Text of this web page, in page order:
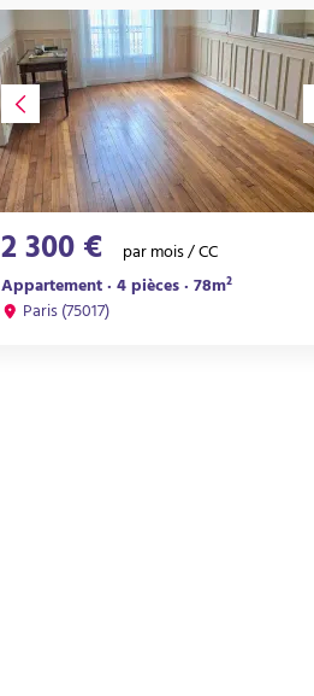
2 300 €
par mois / CC
Appartement · 4 pièces · 78m²
Paris (75017)